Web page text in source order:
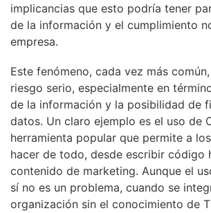
implicancias que esto podría tener
de la información y el cumplimiento
empresa.
Este fenómeno, cada vez más
riesgo serio, especialmente en
de la información y la posibilidad de
datos. Un claro ejemplo es el uso de
herramienta popular que permite a
hacer de todo, desde escribir código
contenido de marketing. Aunque el
sí no es un problema, cuando se
organización sin el conocimiento de